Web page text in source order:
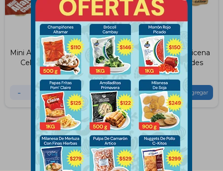
Mini Alfajores de Chocolate
Celisano X6 Unidades
$ 310
- +
Mini Alfajores de Maicena
Celisano X6 Unidades
$ 250
- +